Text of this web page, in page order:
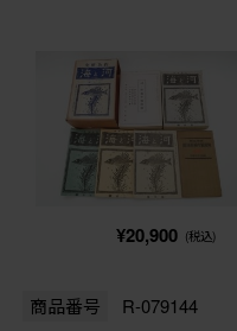
¥20,900 (税込)
商品番号 R-079144